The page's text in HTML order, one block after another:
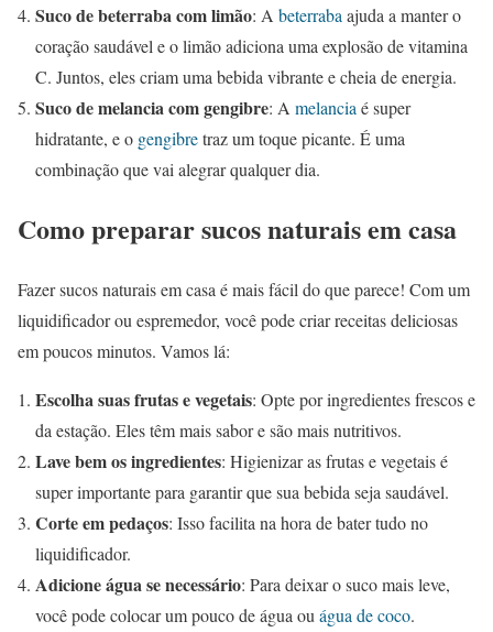
Suco de beterraba com limão: A beterraba ajuda a manter o
coração saudável e o limão adiciona uma explosão de vitamina
C. Juntos, eles criam uma bebida vibrante e cheia de energia.
Suco de melancia com gengibre: A melancia é super
hidratante, e o gengibretraz um toque picante. É uma
combinação que vai alegrar qualquer dia.
Como preparar sucos naturais em casa
Fazer sucos naturais em casa é mais fácil do que parece! Com um
liquidificador ou espremedor, você pode criar receitas deliciosas
em poucos minutos. Vamos lá:
Escolha suas frutas e vegetais: Opte por ingredientes frescos e
da estação. Eles têm mais sabor e são mais nutritivos.
Lave bem os ingredientes: Higienizar as frutas e vegetais é
super importante para garantir que sua bebida seja saudável.
Corte em pedaços: Isso facilita na hora de bater tudo no
liquidificador.
Adicione água se necessário: Para deixar o suco mais leve,
você pode colocar um pouco de água ouágua de coco.